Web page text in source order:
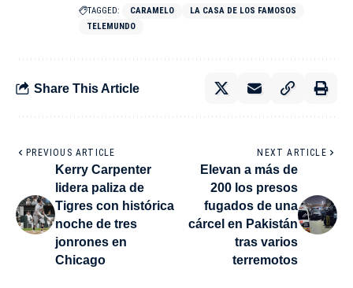
TAGGED: CARAMELO
LA CASA DE LOS FAMOSOS
TELEMUNDO
Share This Article
PREVIOUS ARTICLE
Kerry Carpenter
lidera paliza de
Tigres con histórica
noche de tres
jonrones en
Chicago
NEXT ARTICLE
Elevan a más de
200 los presos
fugados de una
cárcel en Pakistán
tras varios
terremotos